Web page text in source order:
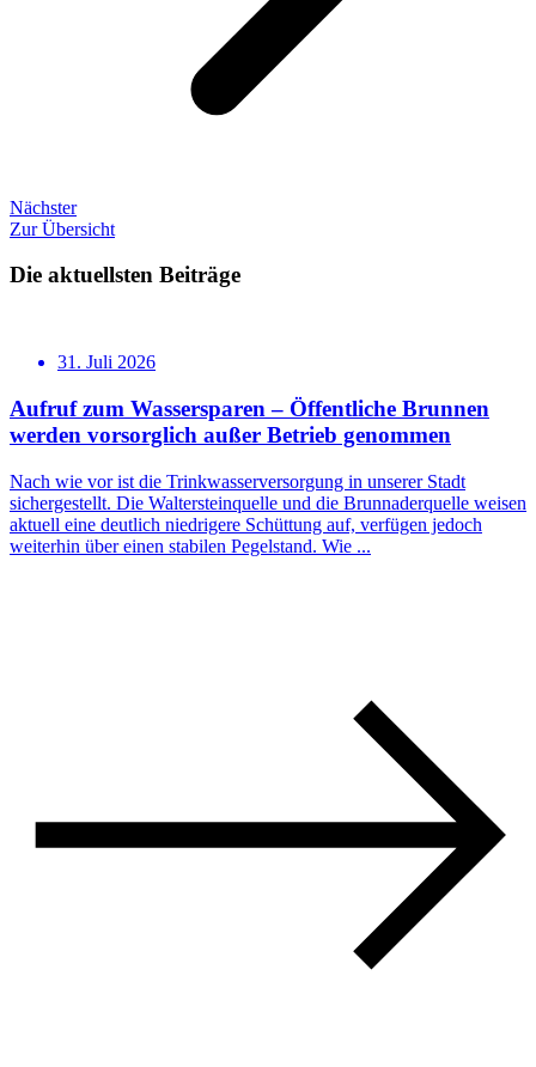
Nächster
Zur Übersicht
Die aktuellsten Beiträge
31. Juli 2026
Aufruf zum Wassersparen – Öffentliche Brunnen
werden vorsorglich außer Betrieb genommen
Nach wie vor ist die Trinkwasserversorgung in unserer Stadt
sichergestellt. Die Waltersteinquelle und die Brunnaderquelle weisen
aktuell eine deutlich niedrigere Schüttung auf, verfügen jedoch
weiterhin über einen stabilen Pegelstand. Wie ...